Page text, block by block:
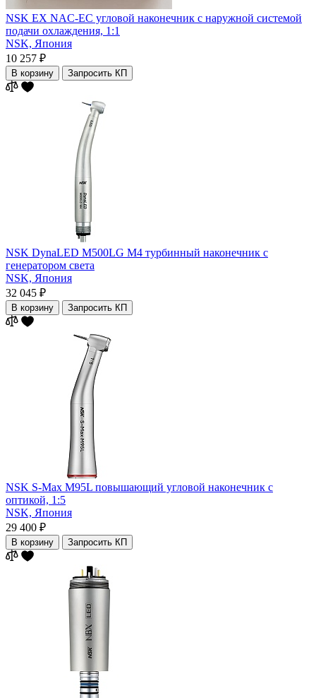
NSK EX NAC-EC угловой наконечник с наружной системой
подачи охлаждения, 1:1
NSK, Япония
10 257 ₽
В корзину Запросить КП
NSK DynaLED M500LG M4 турбинный наконечник с
генератором света
NSK, Япония
32 045 ₽
В корзину Запросить КП
NSK S-Max M95L повышающий угловой наконечник с
оптикой, 1:5
NSK, Япония
29 400 ₽
В корзину Запросить КП